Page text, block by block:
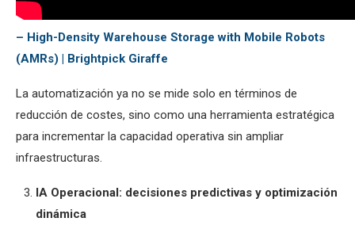
– High-Density Warehouse Storage with Mobile Robots
(AMRs) | Brightpick Giraffe
La automatización ya no se mide solo en términos de
reducción de costes, sino como una herramienta estratégica
para incrementar la capacidad operativa sin ampliar
infraestructuras.
IA Operacional: decisiones predictivas y optimización
dinámica